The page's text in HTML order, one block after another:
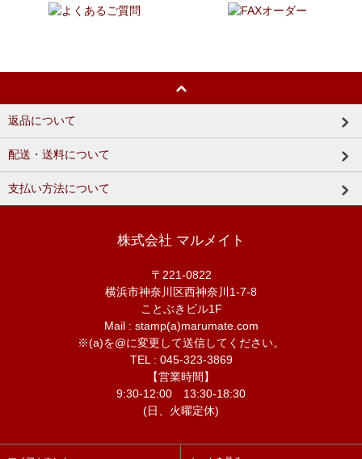
返品について
配送・送料について
支払い方法について
株式会社 マルメイト
〒221-0822
横浜市神奈川区西神奈川1-7-8
ことぶきビル1F
Mail : stamp(a)marumate.com
※(a)を@に変更して送信してください。
TEL : 045-323-3869
【営業時間】
9:30-12:00 13:30-18:30
(日、火曜定休)